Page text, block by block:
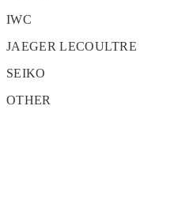
IWC
JAEGER LECOULTRE
SEIKO
OTHER